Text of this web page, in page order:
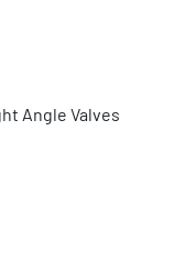
Angle Valves